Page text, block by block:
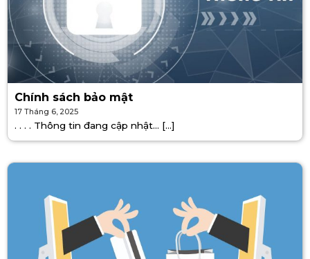
Chính sách bảo mật
17 Tháng 6, 2025
. . . . Thông tin đang cập nhật… [...]